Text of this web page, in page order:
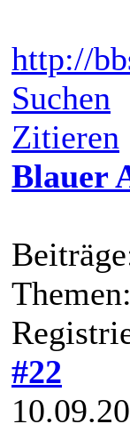
http://
Suchen
Zitieren
Blauer
#22